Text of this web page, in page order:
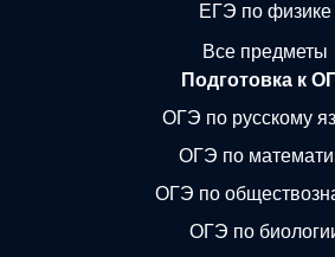
ЕГЭ по физике
Все предметы
Подготовка к
ОГЭ по русскому
ОГЭ по
ОГЭ по
ОГЭ по